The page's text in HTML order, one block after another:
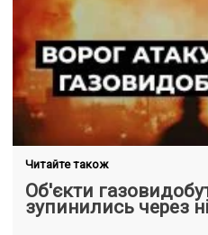
Читайте також
Об'єкти
зупинились через